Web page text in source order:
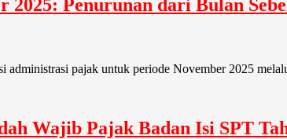
Penurunan dari Bulan
administrasi pajak untuk periode November 2025
Wajib Pajak Badan Isi SPT